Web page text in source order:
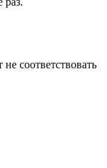
соответствовать